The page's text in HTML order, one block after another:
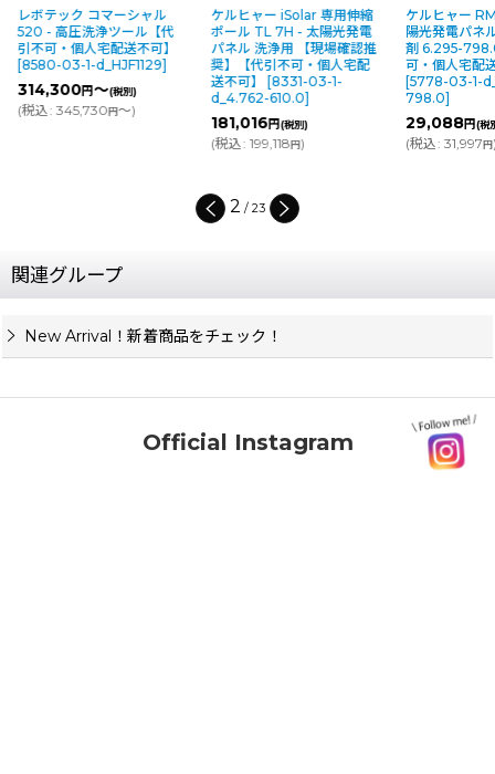
ケルヒャー iSolar 専用伸縮
ポール TL 7H - 太陽光発電
パネル 洗浄用 【現場確認推
奨】【代引不可・個人宅配
送不可】 [8331-03-1-
d_4.762-610.0]
181,016
ケルヒャー RM99 [10L]- 太
陽光発電パネル洗浄用洗浄
剤 6.295-798.0【代引不
可・個人宅配送不可】
[5778-03-1-d_6.295-
798.0]
29,088円(税別)
(税込: 31,997円)
レボテック 高
くセット - 高
【代引不可・
可】 [8593-
0036]
349,300
(税込:
3 / 23
関連グループ
New Arrival！新着商品をチェック！
Official Instagram